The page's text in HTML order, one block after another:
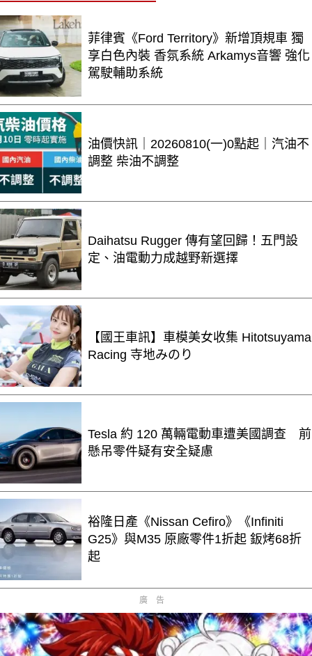
菲律賓《Ford Territory》新增頂規車 獨
享白色內裝 香氛系統 Arkamys音響 強化
駕駛輔助系統
油價快訊｜20260810(一)0點起｜汽油不
調整 柴油不調整
Daihatsu Rugger 傳有望回歸！五門設
定、油電動力成越野新選擇
【國王車訊】車模美女收集 Hitotsuyama
Racing 寺地みのり
Tesla 約 120 萬輛電動車遭美國調查 前
懸吊零件疑有安全疑慮
裕隆日產《Nissan Cefiro》《Infiniti
G25》與M35 原廠零件1折起 鈑烤68折
起
廣告